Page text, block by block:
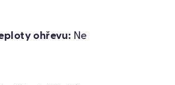
ohřevu: Ne